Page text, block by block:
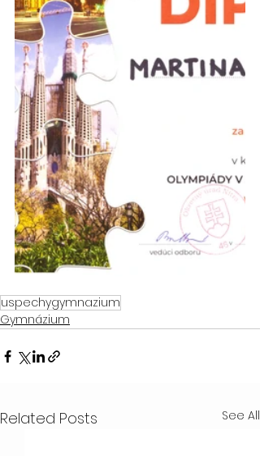
uspechygymnazium
Gymnázium
Related Posts See All